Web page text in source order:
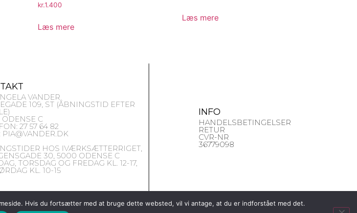
kr.1.400
Læs mere
Læs mere
VANDER
109, ST (ÅBNINGSTID EFTER
C
27 57 64 82
PIA@VANDER.DK
HOS IVÆRKSÆTTERRIGET,
30, 5000 ODENSE C
TORSDAG OG FREDAG KL. 12-17,
KL. 10-15
INFO
HANDELSBETINGELSER
RETUR
CVR-NR
36779098
Hvis du fortsætter med at bruge dette websted, vil vi antage, at du er indforstået med det.